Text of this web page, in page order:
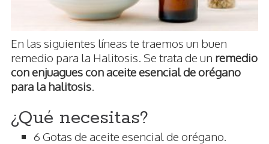
En las siguientes líneas te traemos un buen
remedio para la Halitosis. Se trata de un remedio
con enjuagues con aceite esencial de orégano
para la halitosis
¿Qué necesitas?
6 Gotas de aceite esencial de orégano.